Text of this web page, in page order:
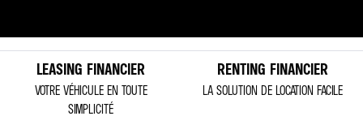
LEASING FINANCIER
VOTRE VÉHICULE EN TOUTE
SIMPLICITÉ
RENTING FINANCIER
LA SOLUTION DE LOCATION FACILE